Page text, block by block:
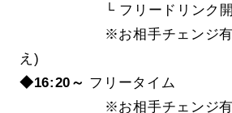
└ フリードリンク開
※お相手チェンジ有(男
え)
◆16:20～ フリータイム
※お相手チェンジ有